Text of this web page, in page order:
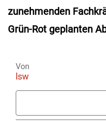
zunehmenden
Grün-Rot geplanten
Von
lsw